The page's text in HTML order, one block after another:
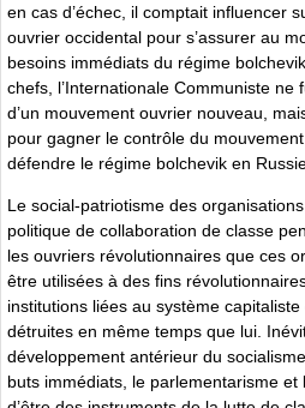
en cas d’échec, il comptait influencer
ouvrier occidental pour s’assurer au
besoins immédiats du régime
chefs, l’Internationale Communiste ne
d’un mouvement ouvrier nouveau,
pour gagner le contrôle du
défendre le régime bolchevik en
Le social-patriotisme des
politique de collaboration de classe
les ouvriers révolutionnaires que ces
être utilisées à des fins
institutions liées au système
détruites en même temps que lui.
développement antérieur du
buts immédiats, le parlementarisme